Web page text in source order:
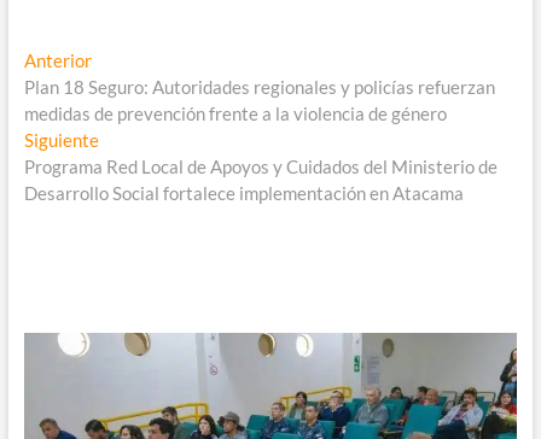
Navegación
de
entradas
AnteriorEntrada
anterior:
Plan 18 Seguro: Autoridades regionales y policías refuerzan
medidas de prevención frente a la violencia de género
SiguienteEntrada
siguiente:
Programa Red Local de Apoyos y Cuidados del Ministerio de
Desarrollo Social fortalece implementación en Atacama